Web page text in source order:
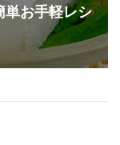
単お手軽レシ